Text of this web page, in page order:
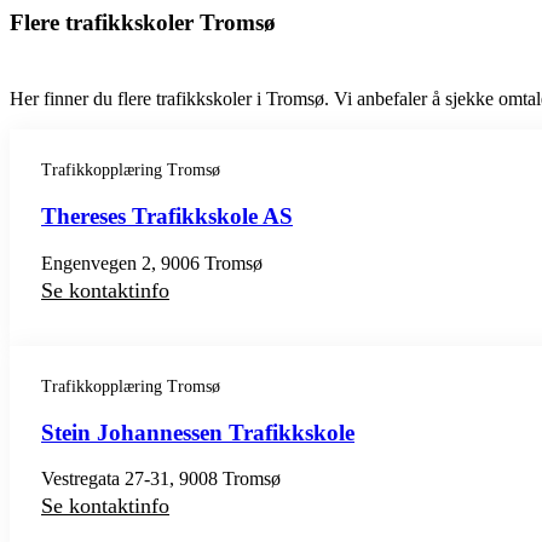
Flere trafikkskoler Tromsø
Her finner du flere trafikkskoler i Tromsø. Vi anbefaler å sjekke
Trafikkopplæring Tromsø
Thereses Trafikkskole AS
Engenvegen 2, 9006 Tromsø
Se kontaktinfo
Trafikkopplæring Tromsø
Stein Johannessen Trafikkskole
Vestregata 27-31, 9008 Tromsø
Se kontaktinfo